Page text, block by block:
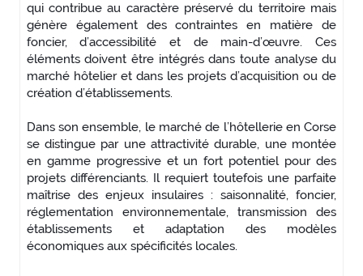
qui contribue au caractère préservé du territoire mais
génère également des contraintes en matière de
foncier, d’accessibilité et de main-d’œuvre. Ces
éléments doivent être intégrés dans toute analyse du
marché hôtelier et dans les projets d’acquisition ou de
création d’établissements.
Dans son ensemble, le marché de l’hôtellerie en Corse
se distingue par une attractivité durable, une montée
en gamme progressive et un fort potentiel pour des
projets différenciants. Il requiert toutefois une parfaite
maîtrise des enjeux insulaires : saisonnalité, foncier,
réglementation environnementale, transmission des
établissements et adaptation des modèles
économiques aux spécificités locales.